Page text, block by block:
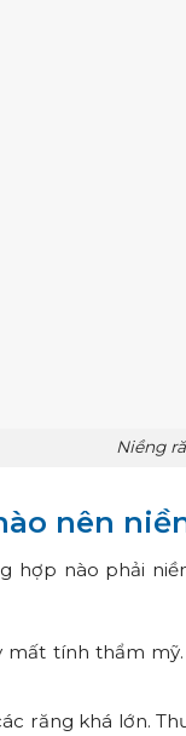
Niềng
nên
hợp nào phải
mất tính thẩm
răng khá lớn.